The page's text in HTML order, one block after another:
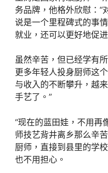
务品牌，他格外欣慰：“
说是一个里程碑式的事
就业，还可以更好地促
虽然辛苦，但已经学有
更多年轻人投身厨师这
与收入的不断攀升，越
手艺了。”
“现在的蓝田娃，不用再
师技艺背井离乡那么辛
厨师，直接到县里的学
也不用担心。